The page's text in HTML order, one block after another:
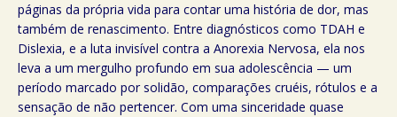
páginas da própria vida para contar uma história de dor, mas
também de renascimento. Entre diagnósticos como TDAH e
Dislexia, e a luta invisível contra a Anorexia Nervosa, ela nos
leva a um mergulho profundo em sua adolescência — um
período marcado por solidão, comparações cruéis, rótulos e a
sensação de não pertencer. Com uma sinceridade quase